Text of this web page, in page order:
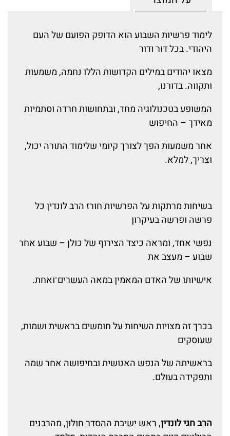
לימוד פרשיות השבוע הוא הדופק הפועם של העם
היהודי. בכל דור ודור
מצאו יהודים במילים הקדושות הללו נחמה, משמעות
ותקווה. בדורנו,
המשופע בטכנולוגיה מחד, ובתחושות חרדה וסתמיות
מאידך – החיפוש
אחר משמעות הפך לצורך קיומי שלימוד התורה יכול,
וצריך, למלא.
בשיחות מרתקות על הפרשיות חורז הרב לונדין כל
פרשה ופרשה בעיקרון
נפשי אחד, ומראה כיצד הצירוף של כולן – שבוע אחר
שבוע – מעצב את
אישיותו של האדם המאמין במאה העשרים־ואחת.
בכרך זה מצויות השיחות על חומשים בראשית ושמות,
שעוסקים
בראשיתה של הנפש האנושית ובחיפושה אחר שמה
ותפקידה בעולם.
הרב חגי לונדין, ראש ישיבת ההסדר חולון, מהרבנים